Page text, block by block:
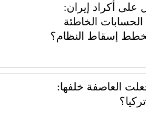
على أكراد إيران:
الخاطئة
إسقاط النظام؟
العاصفة خلفها: